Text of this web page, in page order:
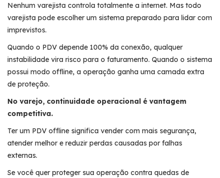
Nenhum varejista controla totalmente a internet. Mas todo
varejista pode escolher um sistema preparado para lidar com
imprevistos.
Quando o PDV depende 100% da conexão, qualquer
instabilidade vira risco para o faturamento. Quando o sistema
possui modo offline, a operação ganha uma camada extra
de proteção.
No varejo, continuidade operacional é vantagem
competitiva.
Ter um PDV offline significa vender com mais segurança,
atender melhor e reduzir perdas causadas por falhas
externas.
Se você quer proteger sua operação contra quedas de